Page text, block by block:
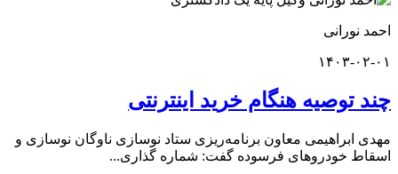
۰۱
هنگام خرید اینترنتی
معاون برنامه‌ریزی ستاد نوسازی ناوگان نوسازی و
خودروهای فرسوده گفت: شماره گذاری...